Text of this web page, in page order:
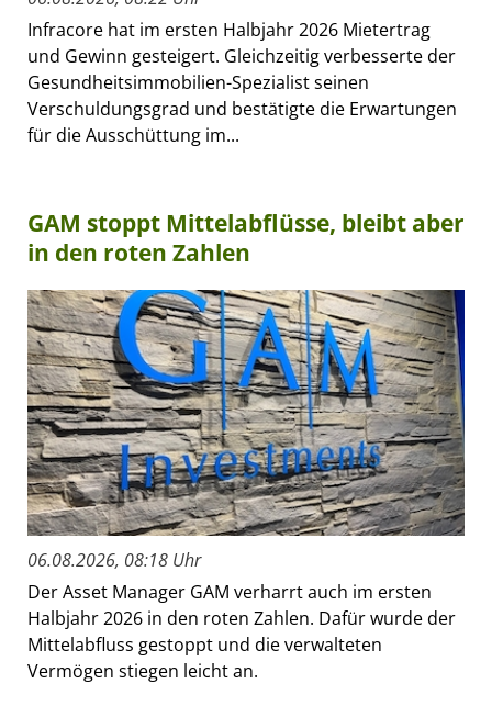
Infracore hat im ersten Halbjahr 2026 Mietertrag
und Gewinn gesteigert. Gleichzeitig verbesserte der
Gesundheitsimmobilien-Spezialist seinen
Verschuldungsgrad und bestätigte die Erwartungen
für die Ausschüttung im...
GAM stoppt Mittelabflüsse, bleibt aber
in den roten Zahlen
06.08.2026, 08:18 Uhr
Der Asset Manager GAM verharrt auch im ersten
Halbjahr 2026 in den roten Zahlen. Dafür wurde der
Mittelabfluss gestoppt und die verwalteten
Vermögen stiegen leicht an.